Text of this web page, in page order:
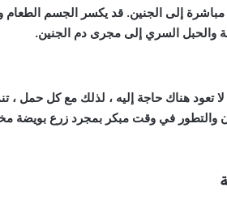
مباشرة إلى الجنين. قد يكسر الجسم الطعام
والحبل السري إلى مجرى دم الجنين.
تعود هناك حاجة إليه ، لذلك مع كل حمل ،
والتطور في وقت مبكر بمجرد زرع بويضة